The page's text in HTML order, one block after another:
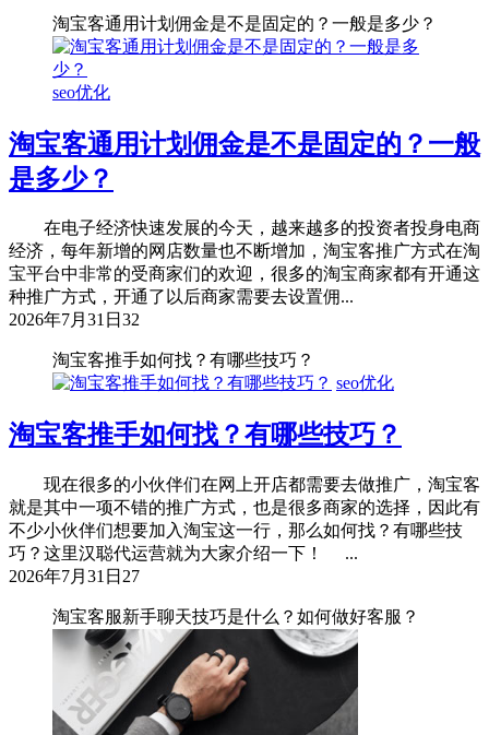
淘宝客通用计划佣金是不是固定的？一般是多少？
seo优化
淘宝客通用计划佣金是不是固定的？一般
是多少？
在电子经济快速发展的今天，越来越多的投资者投身电商
经济，每年新增的网店数量也不断增加，淘宝客推广方式在淘
宝平台中非常的受商家们的欢迎，很多的淘宝商家都有开通这
种推广方式，开通了以后商家需要去设置佣...
2026年7月31日 32
淘宝客推手如何找？有哪些技巧？
seo优化
淘宝客推手如何找？有哪些技巧？
现在很多的小伙伴们在网上开店都需要去做推广，淘宝客
就是其中一项不错的推广方式，也是很多商家的选择，因此有
不少小伙伴们想要加入淘宝这一行，那么如何找？有哪些技
巧？这里汉聪代运营就为大家介绍一下！ ...
2026年7月31日 27
淘宝客服新手聊天技巧是什么？如何做好客服？